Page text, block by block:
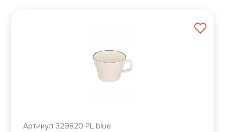
Артикул 329820 PL blue